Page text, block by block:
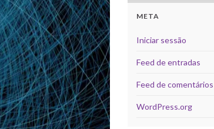
META
Iniciar sessão
Feed de entradas
Feed de comentários
WordPress.org